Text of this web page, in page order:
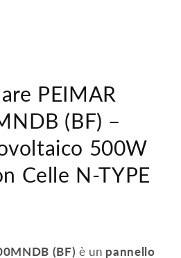
PEIMAR
(BF) –
500W
Celle N-TYPE
(BF) è un pannello